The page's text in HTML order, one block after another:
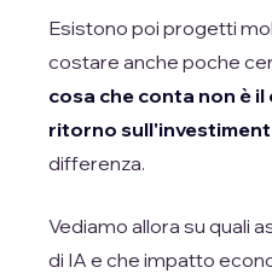
Esistono poi progetti
costare anche poche
cosa che conta non è il
ritorno
differenza.
Vediamo allora su quali
di IA e che impatto